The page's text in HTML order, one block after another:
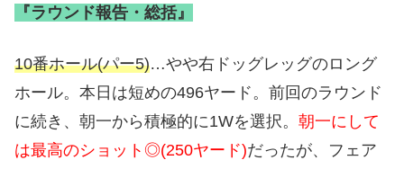
『ラウンド報告・総括』
10番ホール(パー5)…やや右ドッグレッグのロング
ホール。本日は短めの496ヤード。前回のラウンド
に続き、朝一から積極的に1Wを選択。 朝一にして
は最高のショット◎(250ヤード)だったが、フェア